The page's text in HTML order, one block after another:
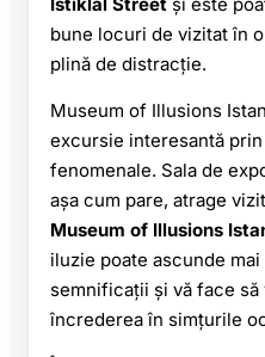
Istiklal Street și este
bune locuri de vizitat în
plină de distracție.
Museum of Illusions
excursie interesantă
fenomenale. Sala de
așa cum pare, atrage
Museum of Illusions
iluzie poate ascunde
semnificații și vă face să
încrederea în simțurile